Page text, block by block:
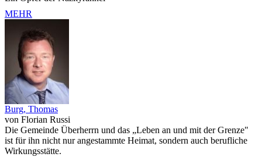
MEHR
Burg, Thomas
von Florian Russi
Die Gemeinde Überherrn und das „Leben an und mit der Grenze"
ist für ihn nicht nur angestammte Heimat, sondern auch berufliche
Wirkungsstätte.